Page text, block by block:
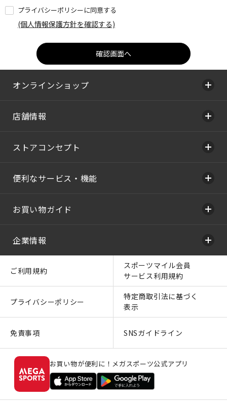
プライバシーポリシーに同意する
(個人情報保護方針を確認する)
オンラインショップ
店舗情報
ストアコンセプト
便利なサービス・機能
お買い物ガイド
企業情報
ご利用規約
スポーツマイル会員
サービス利用規約
プライバシーポリシー
特定商取引法に基づく
表示
免責事項 SNSガイドライン
お買い物が便利に！メガスポーツ公式アプリ